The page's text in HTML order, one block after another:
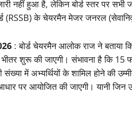
नहीं हुआ है, लेकिन बोर्ड स्तर पर सभी
(RSSB) के चेयरमैन मेजर जनरल
: बोर्ड चेयरमैन आलोक राज ने बताया
शुरू की जाएगी। संभावना है कि
संख्या में अभ्यर्थियों के शामिल होने की
पर आयोजित की जाएगी। यानी जिन